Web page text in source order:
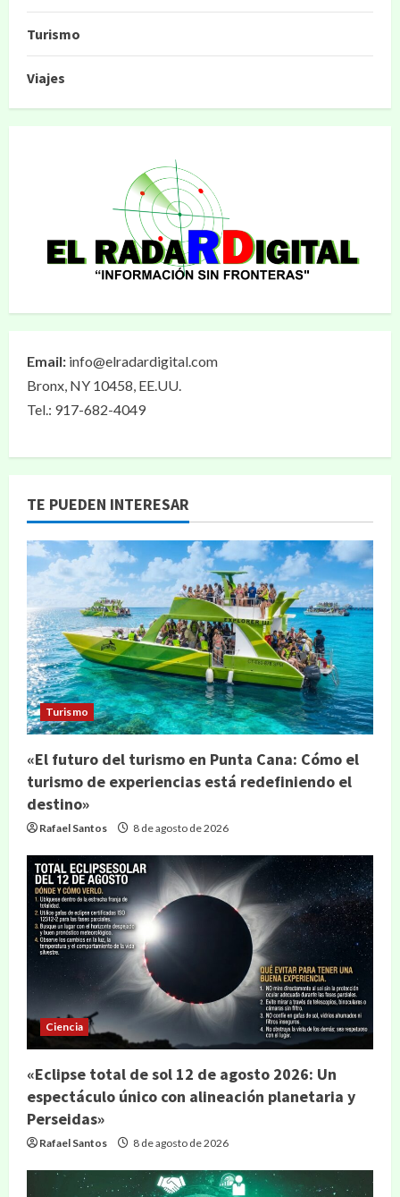
Turismo
Viajes
Email: info@elradardigital.com
Bronx, NY 10458, EE.UU.
Tel.: 917-682-4049
TE PUEDEN INTERESAR
Turismo
«El futuro del turismo en Punta Cana: Cómo el
turismo de experiencias está redefiniendo el
destino»
Rafael Santos 8 de agosto de 2026
Ciencia
«Eclipse total de sol 12 de agosto 2026: Un
espectáculo único con alineación planetaria y
Perseidas»
Rafael Santos 8 de agosto de 2026